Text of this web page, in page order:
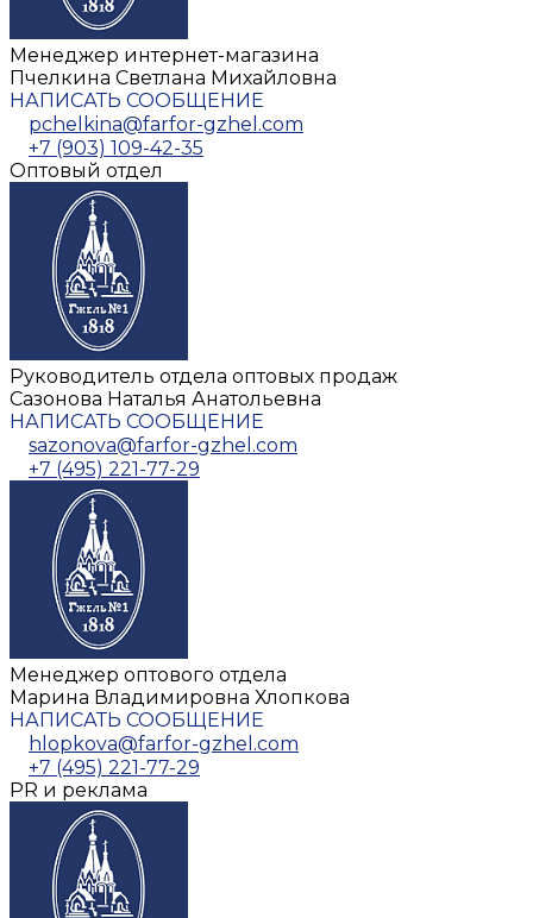
Менеджер интернет-магазина
Пчелкина Светлана Михайловна
НАПИСАТЬ СООБЩЕНИЕ
pchelkina@farfor-gzhel.com
+7 (903) 109-42-35
Оптовый отдел
Руководитель отдела оптовых продаж
Сазонова Наталья Анатольевна
НАПИСАТЬ СООБЩЕНИЕ
sazonova@farfor-gzhel.com
+7 (495) 221-77-29
Менеджер оптового отдела
Марина Владимировна Хлопкова
НАПИСАТЬ СООБЩЕНИЕ
hlopkova@farfor-gzhel.com
+7 (495) 221-77-29
PR и реклама